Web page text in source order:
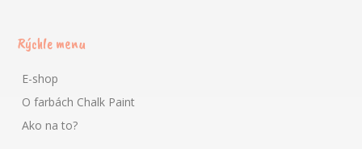
Rýchle menu
E-shop
O farbách Chalk Paint
Ako na to?